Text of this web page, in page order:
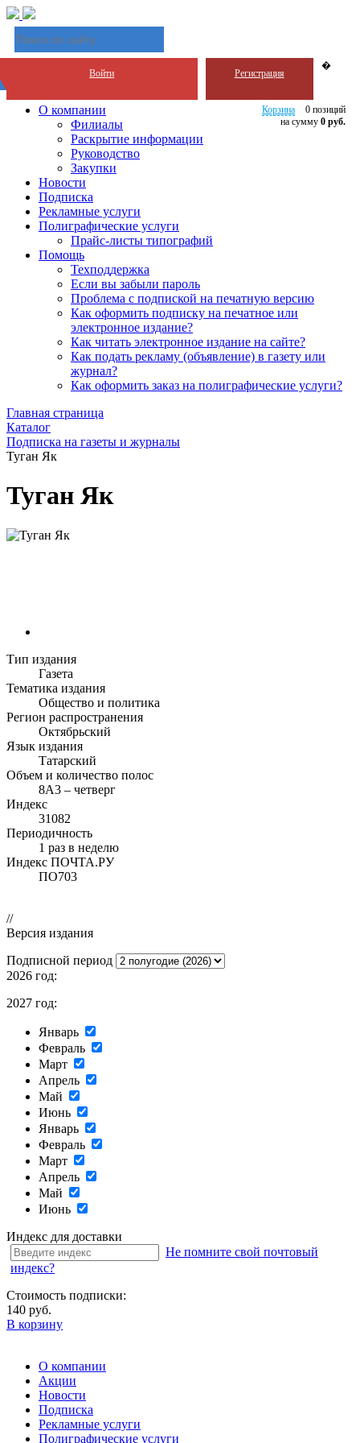
Войти
�
Регистрация
Корзина
0 позиций
на сумму 0 руб.
О компании
Филиалы
Раскрытие информации
Руководство
Закупки
Новости
Подписка
Рекламные услуги
Полиграфические услуги
Прайс-листы типографий
Помощь
Техподдержка
Если вы забыли пароль
Проблема с подпиской на печатную версию
Как оформить подписку на печатное или
электронное издание?
Как читать электронное издание на сайте?
Как подать рекламу (объявление) в газету или
журнал?
Как оформить заказ на полиграфические уcлуги?
Главная страница
Каталог
Подписка на газеты и журналы
Туган Як
Туган Як
Тип издания
Газета
Тематика издания
Общество и политика
Регион распространения
Октябрьский
Язык издания
Татарский
Объем и количество полос
8А3 – четверг
Индекс
31082
Периодичность
1 раз в неделю
Индекс ПОЧТА.РУ
ПО703
//
Версия издания
Подписной период
2026 год:
2027 год:
Январь
Февраль
Март
Апрель
Май
Июнь
Январь
Февраль
Март
Апрель
Май
Июнь
Индекс для доставки
Не помните свой почтовый
индекс?
Стоимость подписки:
140 руб.
В корзину
О компании
Акции
Новости
Подписка
Рекламные услуги
Полиграфические услуги